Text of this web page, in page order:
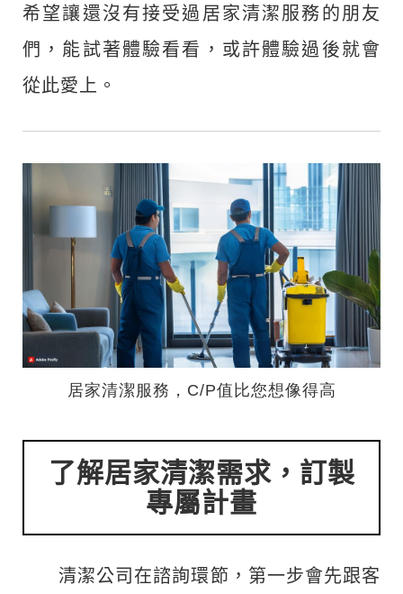
希望讓還沒有接受過居家清潔服務的朋友
們，能試著體驗看看，或許體驗過後就會
從此愛上。
居家清潔服務，C/P值比您想像得高
了解居家清潔需求，訂製
專屬計畫
清潔公司在諮詢環節，第一步會先跟客